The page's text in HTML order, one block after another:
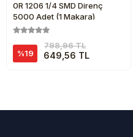
0R 1206 1/4 SMD Direnç
5000 Adet (1 Makara)
%19
798,96 TL
649,56 TL